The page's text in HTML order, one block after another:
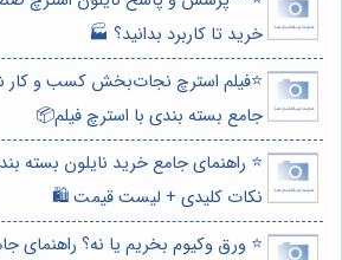
خرید تا کاربرد بدانید؟ 🏭
⭐️فیلم استرچ نجات‌بخش کسب و کار
جامع بسته بندی با استرچ فیلم📦
⭐️ راهنمای جامع خرید نایلون بسته
نکات کلیدی + لیست قیمت 🛍️
⭐️ ورق وکیوم بخریم یا نه؟ راهنمای